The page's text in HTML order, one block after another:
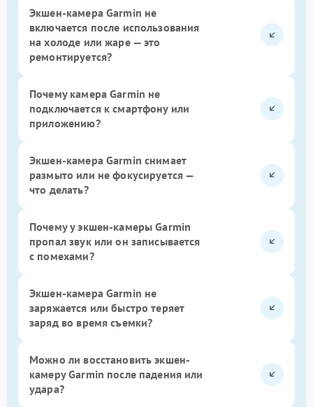
Экшен-камера Garmin не
включается после использования
на холоде или жаре — это
ремонтируется?
Почему камера Garmin не
подключается к смартфону или
приложению?
Экшен-камера Garmin снимает
размыто или не фокусируется —
что делать?
Почему у экшен-камеры Garmin
пропал звук или он записывается
с помехами?
Экшен-камера Garmin не
заряжается или быстро теряет
заряд во время съемки?
Можно ли восстановить экшен-
камеру Garmin после падения или
удара?